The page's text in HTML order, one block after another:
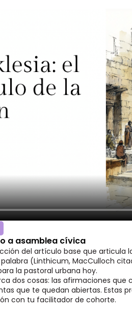
a asamblea cívica
del artículo base que articula
(Linthicum, MacCulloch
la pastoral urbana hoy.
dos cosas: las afirmaciones
que te quedan abiertas. Estas
con tu facilitador de cohorte.